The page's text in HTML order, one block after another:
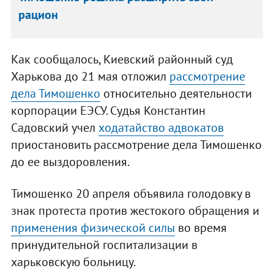
рацион
Как сообщалось, Киевский районный суд
Харькова до 21 мая отложил рассмотрение
дела Тимошенко относительно деятельности
корпорации ЕЭСУ. Судья Константин
Садовский учел ходатайство адвокатов
приостановить рассмотрение дела Тимошенко
до ее выздоровления.
Тимошенко 20 апреля объявила голодовку в
знак протеста против жестокого обращения и
применения физической силы во время
принудительной госпитализации в
харьковскую больницу.